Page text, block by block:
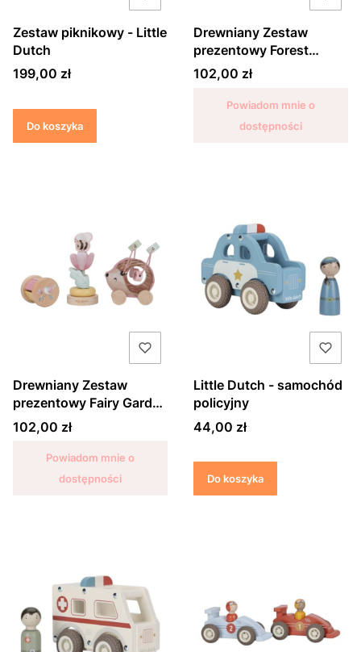
Zestaw piknikowy - Little
Dutch
Cena
199,00 zł
Do koszyka
Drewniany Zestaw
prezentowy Forest
Friends - Little Dutch
Cena
102,00 zł
Powiadom mnie o
dostępności
Drewniany Zestaw
prezentowy Fairy Garden
- Little Dutch
Cena
102,00 zł
Powiadom mnie o
dostępności
Little Dutch - samochód
policyjny
Cena
44,00 zł
Do koszyka